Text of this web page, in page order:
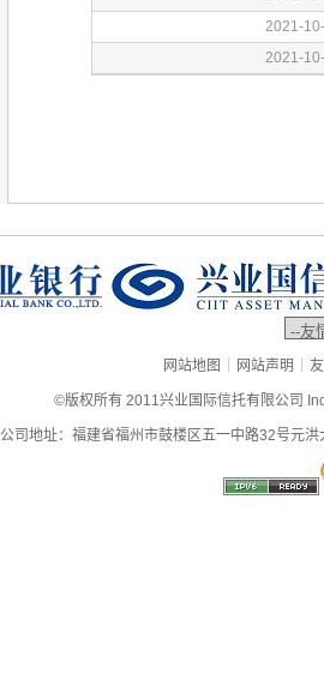
网站地图 | 网站声明 |
©版权所有 2011兴业国际信托有限公司
公司地址：福建省福州市鼓楼区五一中路32号元